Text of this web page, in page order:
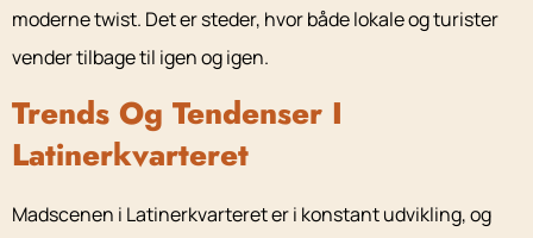
moderne twist. Det er steder, hvor både lokale og turister
vender tilbage til igen og igen.
Trends Og Tendenser I
Latinerkvarteret
Madscenen i Latinerkvarteret er i konstant udvikling, og